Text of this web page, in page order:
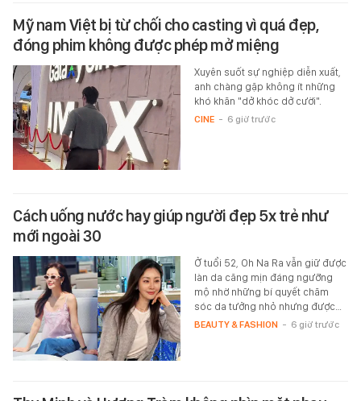
Mỹ nam Việt bị từ chối cho casting vì quá đẹp,
đóng phim không được phép mở miệng
Xuyên suốt sự nghiệp diễn xuất,
anh chàng gặp không ít những
khó khăn "dở khóc dở cười".
CINE - 6 giờ trước
Cách uống nước hay giúp người đẹp 5x trẻ như
mới ngoài 30
Ở tuổi 52, Oh Na Ra vẫn giữ được
làn da căng mịn đáng ngưỡng
mộ nhờ những bí quyết chăm
sóc da tưởng nhỏ nhưng được…
BEAUTY & FASHION - 6 giờ trước